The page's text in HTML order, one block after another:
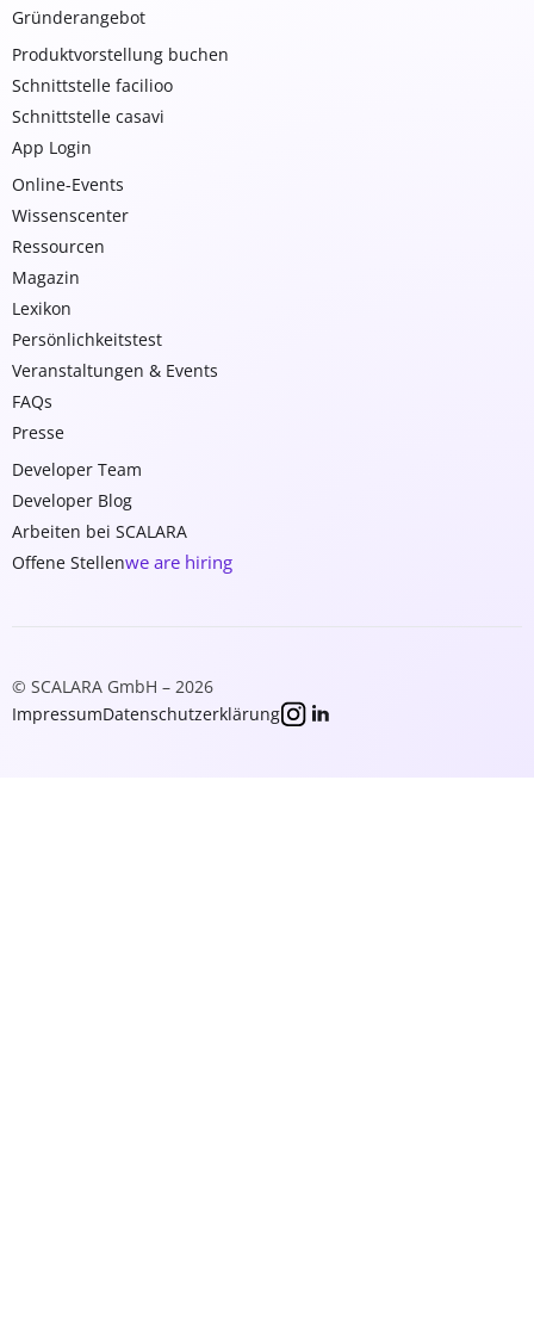
Gründerangebot
Produktvorstellung buchen
Schnittstelle facilioo
Schnittstelle casavi
App Login
Online-Events
Wissenscenter
Ressourcen
Magazin
Lexikon
Persönlichkeitstest
Veranstaltungen & Events
FAQs
Presse
Developer Team
Developer Blog
Arbeiten bei SCALARA
Offene Stellenwe are hiring
© SCALARA GmbH – 2026
ImpressumDatenschutzerklärung